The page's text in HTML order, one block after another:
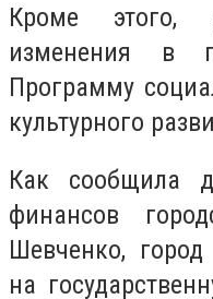
Кроме этого,
изменения в
Программу
культурного
Как сообщила
финансов
Шевченко,
на